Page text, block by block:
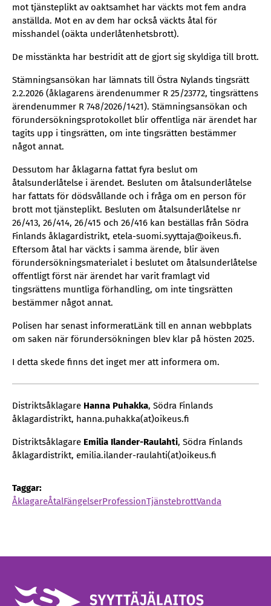
mot tjänsteplikt av oaktsamhet har väckts mot fem andra
anställda. Mot en av dem har också väckts åtal för
misshandel (oäkta underlåtenhetsbrott).
De misstänkta har bestridit att de gjort sig skyldiga till brott.
Stämningsansökan har lämnats till Östra Nylands tingsrätt
2.2.2026 (åklagarens ärendenummer R 25/23772, tingsrättens
ärendenummer R 748/2026/1421). Stämningsansökan och
förunder­söknings­protokollet blir offentliga när ärendet har
tagits upp i tingsrätten, om inte tingsrätten bestämmer
något annat.
Dessutom har åklagarna fattat fyra beslut om
åtalsunderlåtelse i ärendet. Besluten om åtals­under­låtelse
har fattats för dödsvållande och i fråga om en person för
brott mot tjänsteplikt. Besluten om åtalsunderlåtelse nr
26/413, 26/414, 26/415 och 26/416 kan beställas från Södra
Finlands åklagardistrikt, etela-suomi.syyttaja@oikeus.fi.
Eftersom åtal har väckts i samma ärende, blir även
förundersök­ningsmaterialet i beslutet om åtalsunderlåtelse
offentligt först när ärendet har varit framlagt vid
tingsrättens muntliga förhandling, om inte tingsrätten
bestämmer något annat.
Polisen har senast informeratLänk till en annan webbplats
om saken när förundersökningen blev klar på hösten 2025.
I detta skede finns det inget mer att informera om.
Distriktsåklagare Hanna Puhakka, Södra Finlands
åklagardistrikt, hanna.puhakka(at)oikeus.fi
Distriktsåklagare Emilia Ilander-Raulahti, Södra Finlands
åklagardistrikt, emilia.ilander-raulahti(at)oikeus.fi
Taggar:
ÅklagareÅtalFängelserProfessionTjänstebrottVanda